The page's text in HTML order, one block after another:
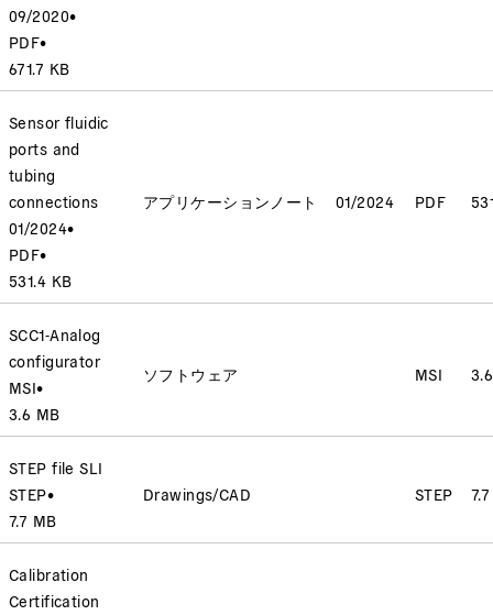
09/2020•
PDF•
671.7 KB
Sensor fluidic
ports and
tubing
connections
01/2024•
PDF•
531.4 KB
アプリケーションノート 01/2024 PDF
SCC1-Analog
configurator
MSI•
3.6 MB
ソフトウェア MSI
STEP file SLI
STEP•
7.7 MB
Drawings/CAD STEP
Calibration
Certification